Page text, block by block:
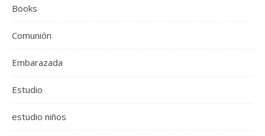
Books
Comunión
Embarazada
Estudio
estudio niños